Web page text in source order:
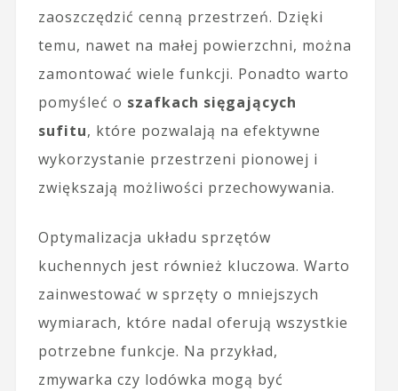
zaoszczędzić cenną przestrzeń. Dzięki
temu, nawet na małej powierzchni, można
zamontować wiele funkcji. Ponadto warto
pomyśleć o szafkach sięgających
sufitu, które pozwalają na efektywne
wykorzystanie przestrzeni pionowej i
zwiększają możliwości przechowywania.
Optymalizacja układu sprzętów
kuchennych jest również kluczowa. Warto
zainwestować w sprzęty o mniejszych
wymiarach, które nadal oferują wszystkie
potrzebne funkcje. Na przykład,
zmywarka czy lodówka mogą być